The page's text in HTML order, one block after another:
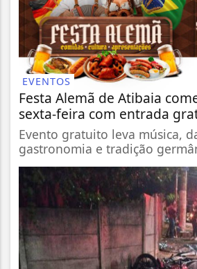
EVENTOS
Festa Alemã de Atibaia
sexta-feira com entrada
Evento gratuito leva música,
gastronomia e tradição